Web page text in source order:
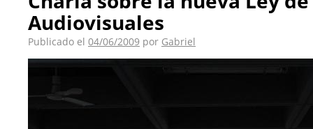
Audiovisuales
Publicado el 04/06/2009 por Gabriel